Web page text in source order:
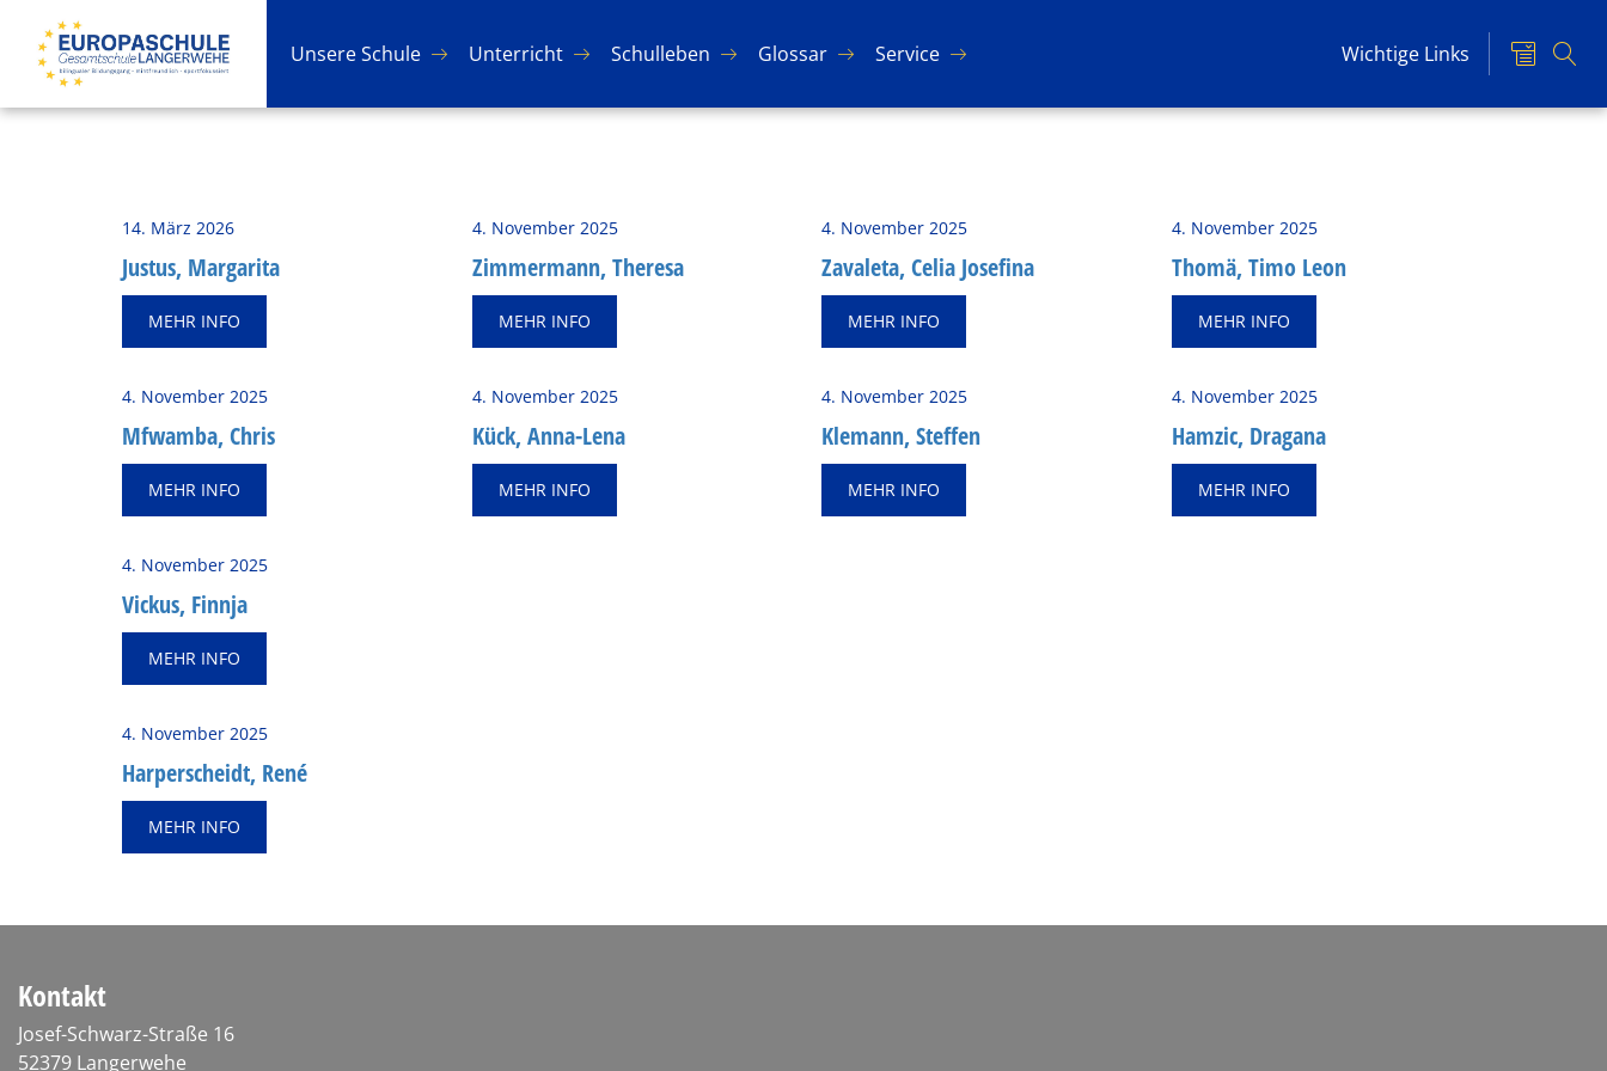
Un­se­re Schu­le Un­ter­richt Schul­le­ben Glos­sar Ser­vice Wichtige Links
14. März 2026
Jus­tus, Mar­ga­ri­ta
MEHR INFO
4. November 2025
Zim­mer­mann, The­re­sa
MEHR INFO
4. November 2025
Za­va­le­ta, Celia Jo­se­fi­na
MEHR INFO
4. November 2025
Thomä, Timo Leon
MEHR INFO
4. November 2025
Mfwam­ba, Chris
MEHR INFO
4. November 2025
Kück, Anna-Lena
MEHR INFO
4. November 2025
Kle­mann, Stef­fen
MEHR INFO
4. November 2025
Ham­zic, Dra­ga­na
MEHR INFO
4. November 2025
Vi­ckus, Finn­ja
MEHR INFO
4. November 2025
Har­per­scheidt, René
MEHR INFO
Kontakt
Josef-Schwarz-Straße 16
52379 Langerwehe